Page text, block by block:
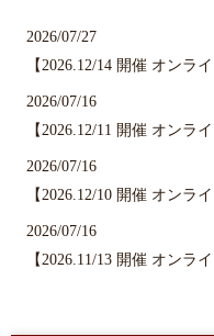
2026/07/27
【2026.12/14 開催 オンラ
2026/07/16
【2026.12/11 開催 オンラ
2026/07/16
【2026.12/10 開催 オンラ
2026/07/16
【2026.11/13 開催 オンラ